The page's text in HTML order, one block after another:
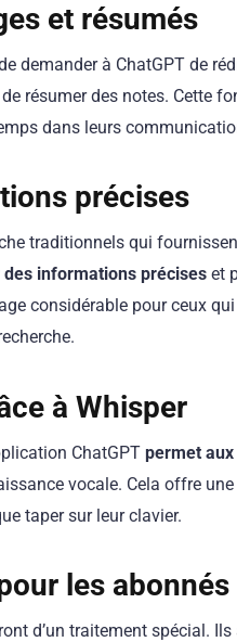
et résumés
demander à ChatGPT de
résumer des notes. Cette
dans leurs
précises
traditionnels qui
des informations précises et
considérable pour ceux
à Whisper
ChatGPT permet
vocale. Cela offre
taper sur leur clavier.
les abonnés
d’un traitement spécial.